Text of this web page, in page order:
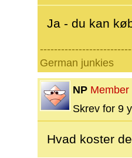
Ja - du kan
German junkies
NP Member
Skrev for 9
Hvad koster